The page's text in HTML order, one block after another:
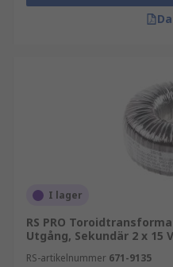
I lager
RS PRO
Utgång, Sekundär 2 x 15
RS-artikelnummer 671-9135